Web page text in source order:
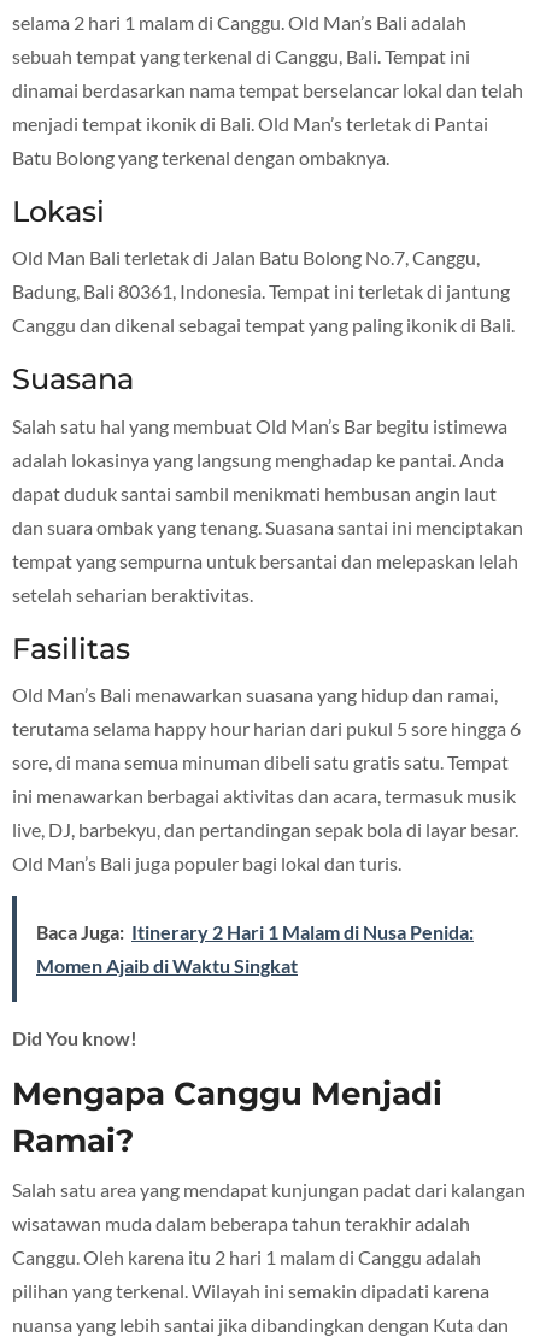
selama 2 hari 1 malam di Canggu. Old Man’s Bali adalah
sebuah tempat yang terkenal di Canggu, Bali. Tempat ini
dinamai berdasarkan nama tempat berselancar lokal dan telah
menjadi tempat ikonik di Bali. Old Man’s terletak di Pantai
Batu Bolong yang terkenal dengan ombaknya.
Lokasi
Old Man Bali terletak di Jalan Batu Bolong No.7, Canggu,
Badung, Bali 80361, Indonesia. Tempat ini terletak di jantung
Canggu dan dikenal sebagai tempat yang paling ikonik di Bali.
Suasana
Salah satu hal yang membuat Old Man’s Bar begitu istimewa
adalah lokasinya yang langsung menghadap ke pantai. Anda
dapat duduk santai sambil menikmati hembusan angin laut
dan suara ombak yang tenang. Suasana santai ini menciptakan
tempat yang sempurna untuk bersantai dan melepaskan lelah
setelah seharian beraktivitas.
Fasilitas
Old Man’s Bali menawarkan suasana yang hidup dan ramai,
terutama selama happy hour harian dari pukul 5 sore hingga 6
sore, di mana semua minuman dibeli satu gratis satu. Tempat
ini menawarkan berbagai aktivitas dan acara, termasuk musik
live, DJ, barbekyu, dan pertandingan sepak bola di layar besar.
Old Man’s Bali juga populer bagi lokal dan turis.
Baca Juga: Itinerary 2 Hari 1 Malam di Nusa Penida:
Momen Ajaib di Waktu Singkat
Did You know!
Mengapa Canggu Menjadi
Ramai?
Salah satu area yang mendapat kunjungan padat dari kalangan
wisatawan muda dalam beberapa tahun terakhir adalah
Canggu. Oleh karena itu 2 hari 1 malam di Canggu adalah
pilihan yang terkenal. Wilayah ini semakin dipadati karena
nuansa yang lebih santai jika dibandingkan dengan Kuta dan